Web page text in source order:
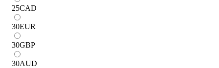
25CAD
30EUR
30GBP
30AUD